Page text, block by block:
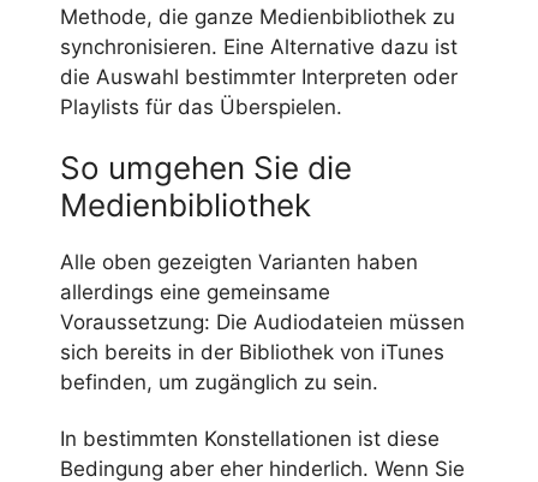
Methode, die ganze Medienbibliothek zu
synchronisieren. Eine Alternative dazu ist
die Auswahl bestimmter Interpreten oder
Playlists für das Überspielen.
So umgehen Sie die
Medienbibliothek
Alle oben gezeigten Varianten haben
allerdings eine gemeinsame
Voraussetzung: Die Audiodateien müssen
sich bereits in der Bibliothek von iTunes
befinden, um zugänglich zu sein.
In bestimmten Konstellationen ist diese
Bedingung aber eher hinderlich. Wenn Sie